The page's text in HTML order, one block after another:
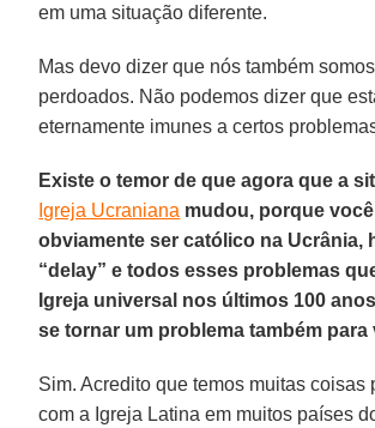
em uma situação diferente.
Mas devo dizer que nós também
perdoados. Não podemos dizer que
eternamente imunes a certos
Existe o temor de que agora que a
Igreja Ucraniana mudou, porque
obviamente ser católico na Ucrânia,
“delay” e todos esses problemas
Igreja universal nos últimos 100
se tornar um problema também para
Sim. Acredito que temos muitas coisas
com a Igreja Latina em muitos países